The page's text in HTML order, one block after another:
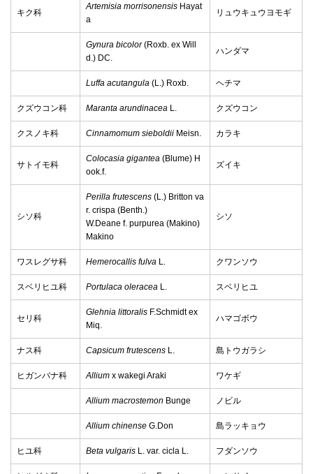
キク科
Artemisia morrisonensis Hayat
a
リュウキュウヨモギ
Gynura bicolor(Roxb. ex Will
d.) DC.
ハンダマ
Luffa acutangula (L.) Roxb. ヘチマ
クズウコン科 Maranta arundinacea L. クズウコン
クスノキ科 Cinnamomum sieboldii Meisn. カラキ
サトイモ科
Colocasia gigantea (Blume) H
ook.f.
ズイキ
シソ科
Perilla frutescens (L.) Britton va
r. crispa (Benth.)
W.Deane f. purpurea (Makino)
Makino
シソ
ワスレグサ科 Hemerocallis fulva L. クワンソウ
スベリヒユ科 Portulaca oleracea L. スベリヒユ
セリ科
Glehnia littoralis F.Schmidt ex
Miq.
ハマゴボウ
ナス科 Capsicum frutescens L. 島トウガラシ
ヒガンバナ科 Allium x wakegi Araki ワケギ
Allium macrostemon Bunge ノビル
Allium chinense G.Don 島ラッキョウ
ヒユ科 Beta vulgaris L. var. cicla L. フダンソウ